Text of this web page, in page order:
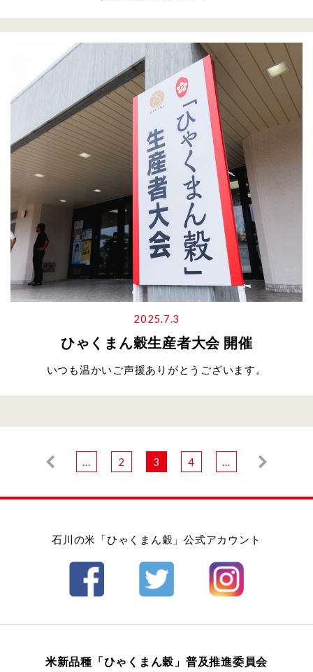
2025.7.3
ひゃくまん穀生産者大会 開催
いつも温かいご声援ありがとうございます。
... 2 3 4 ...
米新品種「ひゃくまん穀」普及推進委員会
石川の米「ひゃくまん穀」公式アカウント